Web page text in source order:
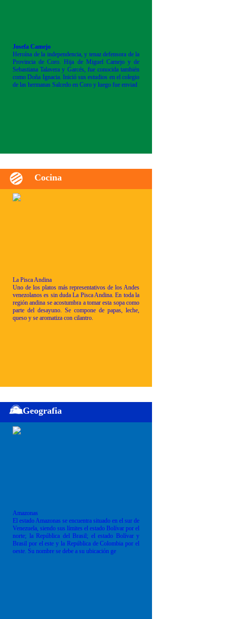
Josefa Camejo
Heroína de la independencia, y tenaz defensora de la
Provincia de Coro. Hija de Miguel Camejo y de
Sebastiana Talavera y Garcés, fue conocida también
como Doña Ignacia. Inició sus estudios en el colegio
de las hermanas Salcedo en Coro y luego fue enviad
Cocina
La Pisca Andina
Uno de los platos más representativos de los Andes
venezolanos es sin duda La Pisca Andina. En toda la
región andina se acostumbra a tomar esta sopa como
parte del desayuno. Se compone de papas, leche,
queso y se aromatiza con cilantro.
Geografia
Amazonas
El estado Amazonas se encuentra situado en el sur de
Venezuela, siendo sus límites el estado Bolívar por el
norte; la República del Brasil; el estado Bolívar y
Brasil por el este y la República de Colombia por el
oeste. Su nombre se debe a su ubicación ge